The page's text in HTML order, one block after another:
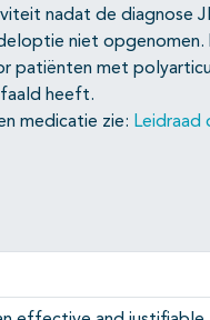
nadat de diagnose
niet
patiënten met
heeft.
medicatie zie: Leidraad